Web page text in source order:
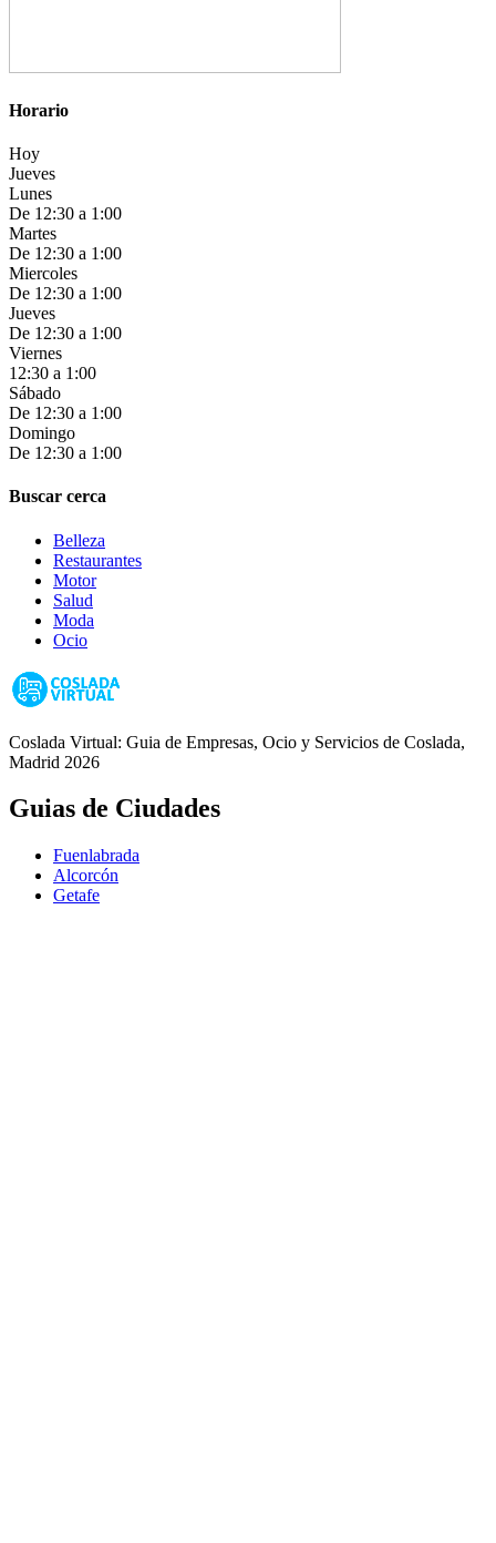
Horario
Hoy
Jueves
Lunes
De 12:30 a 1:00
Martes
De 12:30 a 1:00
Miercoles
De 12:30 a 1:00
Jueves
De 12:30 a 1:00
Viernes
12:30 a 1:00
Sábado
De 12:30 a 1:00
Domingo
De 12:30 a 1:00
Buscar cerca
Belleza
Restaurantes
Motor
Salud
Moda
Ocio
Coslada Virtual: Guia de Empresas, Ocio y Servicios de Coslada,
Madrid 2026
Guias de Ciudades
Fuenlabrada
Alcorcón
Getafe